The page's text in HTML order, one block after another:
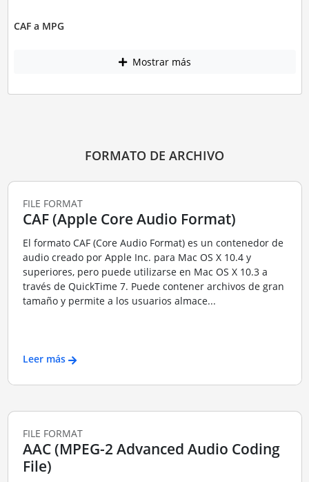
CAF a MPG
Mostrar más
FORMATO DE ARCHIVO
FILE FORMAT
CAF (Apple Core Audio Format)
El formato CAF (Core Audio Format) es un contenedor de
audio creado por Apple Inc. para Mac OS X 10.4 y
superiores, pero puede utilizarse en Mac OS X 10.3 a
través de QuickTime 7. Puede contener archivos de gran
tamaño y permite a los usuarios almace...
Leer más
FILE FORMAT
AAC (MPEG-2 Advanced Audio Coding
File)